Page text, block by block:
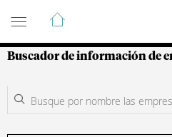
Guía de Empresas
Buscador de información de